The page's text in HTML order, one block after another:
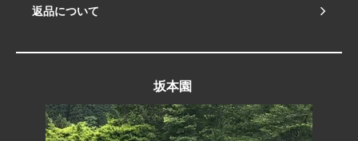
返品について
坂本園